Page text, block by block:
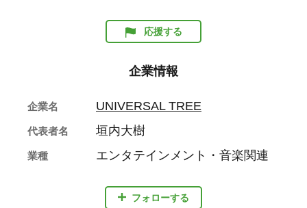
応援する
企業情報
フォローする
企業名 UNIVERSAL TREE
代表者名 垣内大樹
業種 エンタテインメント・音楽関連